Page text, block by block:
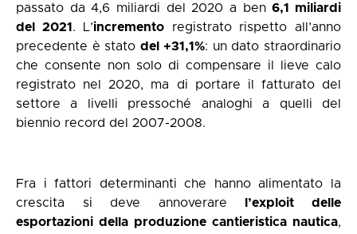
passato da 4,6 miliardi del 2020 a ben6,1 miliardi
del 2021. L’incremento registrato rispetto all’anno
precedente è statodel +31,1%: un dato straordinario
che consente non solo di compensare il lieve calo
registrato nel 2020, ma di portare il fatturato del
settore a livelli pressoché analoghi a quelli del
biennio record del 2007-2008.
Fra i fattori determinanti che hanno alimentato la
crescita si deve annoverare
l’exploit delle
esportazioni della produzione cantieristica nautica,